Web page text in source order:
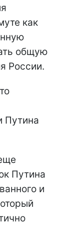
как
общую
России.
Путина
Путина
и